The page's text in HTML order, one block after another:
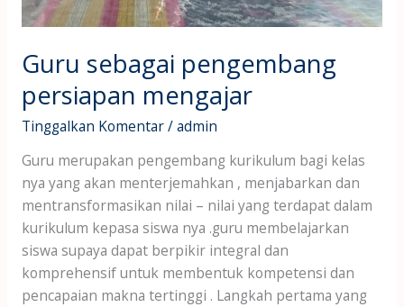
Guru sebagai pengembang
persiapan mengajar
Tinggalkan Komentar/admin
Guru merupakan pengembang kurikulum bagi kelas
nya yang akan menterjemahkan , menjabarkan dan
mentransformasikan nilai – nilai yang terdapat dalam
kurikulum kepasa siswa nya .guru membelajarkan
siswa supaya dapat berpikir integral dan
komprehensif untuk membentuk kompetensi dan
pencapaian makna tertinggi . Langkah pertama yang